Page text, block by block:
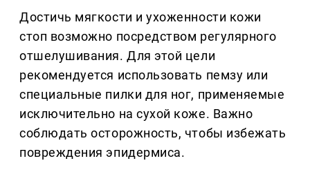
Достичь мягкости и ухоженности кожи
стоп возможно посредством регулярного
отшелушивания. Для этой цели
рекомендуется использовать пемзу или
специальные пилки для ног, применяемые
исключительно на сухой коже. Важно
соблюдать осторожность, чтобы избежать
повреждения эпидермиса.